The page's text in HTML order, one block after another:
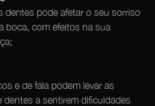
dentes pode afetar o seu sorriso
boca, com efeitos na sua
e de fala podem levar as
dentes a sentirem dificuldades